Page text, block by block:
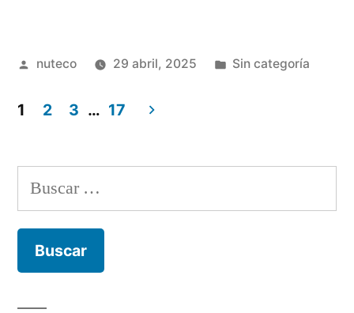
Publicada
nuteco 29 abril, 2025
Publicada
Sin categoría
de
entradas
1 2 3 … 17
Buscar: